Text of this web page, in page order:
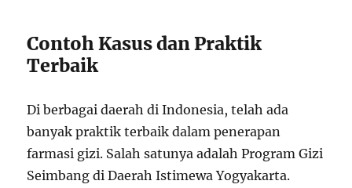
Contoh Kasus dan Praktik
Terbaik
Di berbagai daerah di Indonesia, telah ada
banyak praktik terbaik dalam penerapan
farmasi gizi. Salah satunya adalah Program Gizi
Seimbang di Daerah Istimewa Yogyakarta.